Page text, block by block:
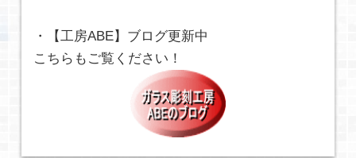
・【工房ABE】ブログ更新中
こちらもご覧ください！